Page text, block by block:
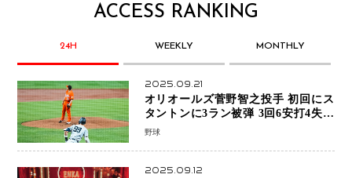
ACCESS RANKING
24H WEEKLY MONTHLY
2025.09.21
オリオールズ菅野智之投手 初回にス
タントンに3ラン被弾 3回6安打4失点
で降板
野球
2025.09.12